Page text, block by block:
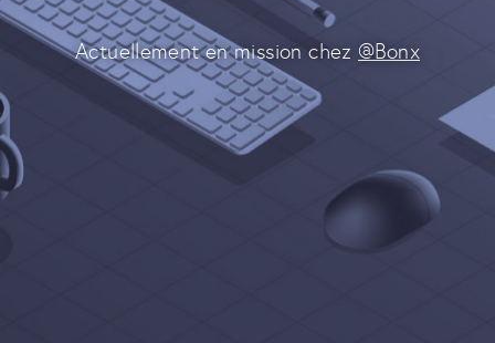
Actuellement en mission chez @Bonx